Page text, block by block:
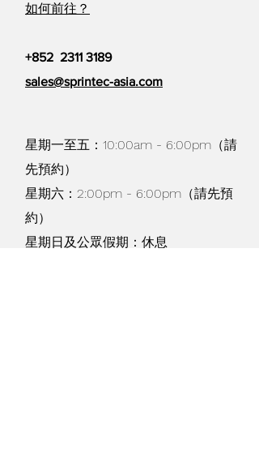
如何前往？
+852 2311 3189
sales@sprintec-asia.com
星期一至五：10:00am - 6:00pm（請
先預約）
星期六：2:00pm - 6:00pm（請先預
約）
星期日及公眾假期：休息